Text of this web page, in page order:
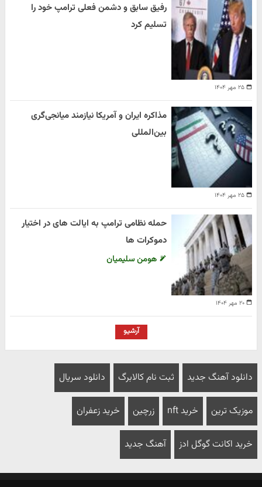
۲۵ مهر ۱۴۰۴
رفیق سابق و دشمن فعلی ترامپ خود را
تسلیم کرد
۲۵ مهر ۱۴۰۴
مذاکره ایران و آمریکا نیازمند میانجی‌گری
بین‌المللی
۲۰ مهر ۱۴۰۴
حمله نظامی ترامپ به ایالت های در اختیار
دموکرات ها
هومن سلیمیان
آرشیو
دانلود آهنگ جدید ثبت نام کالابرگ دانلود سریال
موزیک ترین خرید nft زرچین خرید زعفران
خرید اکانت گوگل ادز آهنگ جدید